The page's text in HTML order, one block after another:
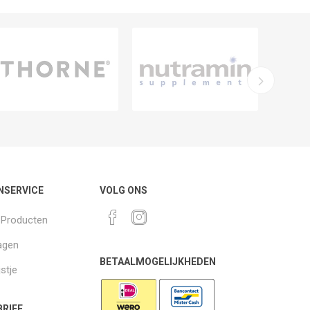
VOLG ONS
BETAALMOGELIJKHEDEN